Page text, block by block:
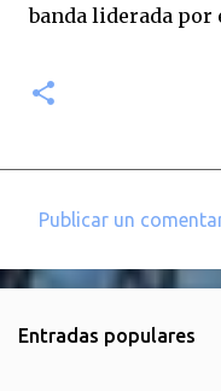
banda liderada por
o
e
Publicar un
Entradas populares